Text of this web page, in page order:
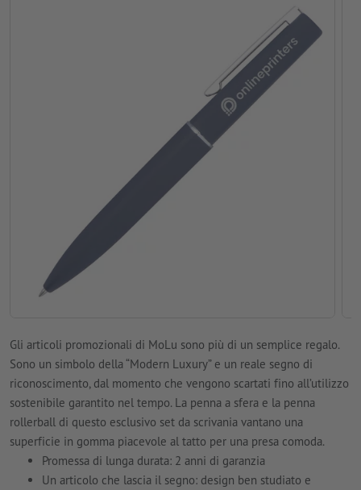
Gli articoli promozionali di MoLu sono più di un semplice regalo.
Sono un simbolo della “Modern Luxury” e un reale segno di
riconoscimento, dal momento che vengono scartati fino all’utilizzo
sostenibile garantito nel tempo. La penna a sfera e la penna
rollerball di questo esclusivo set da scrivania vantano una
superficie in gomma piacevole al tatto per una presa comoda.
Promessa di lunga durata: 2 anni di garanzia
Un articolo che lascia il segno: design ben studiato e